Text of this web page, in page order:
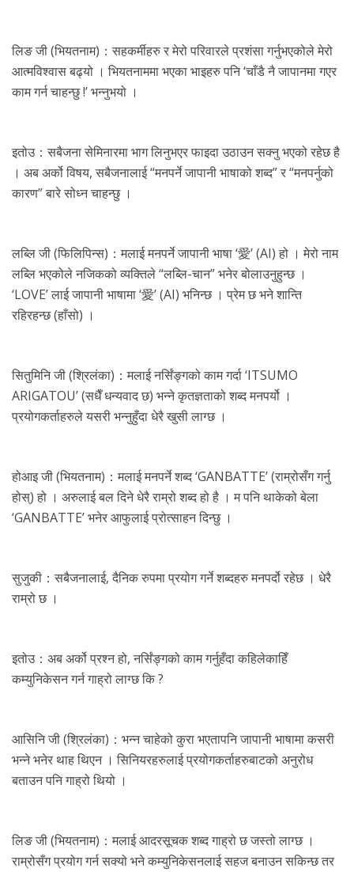
लिङ जी (भियतनाम)：सहकर्मीहरु र मेरो परिवारले प्रशंसा गर्नुभएकोले मेरो
आत्मविश्वास बढ्यो । भियतनाममा भएका भाइहरु पनि ‘चाँडै नै जापानमा गएर
काम गर्न चाहन्छु !’ भन्नुभयो ।
इतोउ：सबैजना सेमिनारमा भाग लिनुभएर फाइदा उठाउन सक्नु भएको रहेछ है
। अब अर्को विषय, सबैजनालाई “मनपर्ने जापानी भाषाको शब्द” र “मनपर्नुको
कारण” बारे सोध्न चाहन्छु ।
लब्लि जी (फिलिपिन्स)：मलाई मनपर्ने जापानी भाषा ‘愛’ (AI) हो । मेरो नाम
लब्लि भएकोले नजिकको व्यक्तिले “लब्लि-चान” भनेर बोलाउनुहुन्छ ।
‘LOVE’ लाई जापानी भाषामा ‘愛’ (AI) भनिन्छ । प्रेम छ भने शान्ति
रहिरहन्छ (हाँसो) ।
सितुमिनि जी (श्रिलंका)：मलाई नर्सिंङ्गको काम गर्दा ‘ITSUMO
ARIGATOU’ (सधैँ धन्यवाद छ) भन्ने कृतज्ञताको शब्द मनपर्यो ।
प्रयोगकर्ताहरुले यसरी भन्नुहुँदा धेरै खुसी लाग्छ ।
होआइ जी (भियतनाम)：मलाई मनपर्ने शब्द ‘GANBATTE’ (राम्रोसँग गर्नु
होस्) हो । अरुलाई बल दिने धेरै राम्रो शब्द हो है । म पनि थाकेको बेला
‘GANBATTE’ भनेर आफुलाई प्रोत्साहन दिन्छु ।
सुजुकी：सबैजनालाई, दैनिक रुपमा प्रयोग गर्ने शब्दहरु मनपर्दो रहेछ । धेरै
राम्रो छ ।
इतोउ：अब अर्को प्रश्न हो, नर्सिंङ्गको काम गर्नुहँदा कहिलेकाहिँ
कम्युनिकेसन गर्न गाह्रो लाग्छ कि ?
आसिनि जी (श्रिलंका)：भन्न चाहेको कुरा भएतापनि जापानी भाषामा कसरी
भन्ने भनेर थाह थिएन । सिनियरहरुलाई प्रयोगकर्ताहरुबाटको अनुरोध
बताउन पनि गाह्रो थियो ।
लिङ जी (भियतनाम)：मलाई आदरसूचक शब्द गाह्रो छ जस्तो लाग्छ ।
राम्रोसँग प्रयोग गर्न सक्यो भने कम्युनिकेसनलाई सहज बनाउन सकिन्छ तर